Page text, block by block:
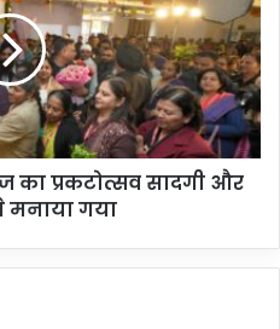
का प्रकटोत्सव सादगी और
मनाया गया